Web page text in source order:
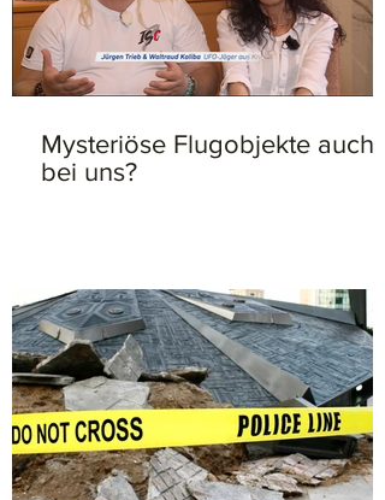
Mysteriöse Flugobjekte auch
bei uns?